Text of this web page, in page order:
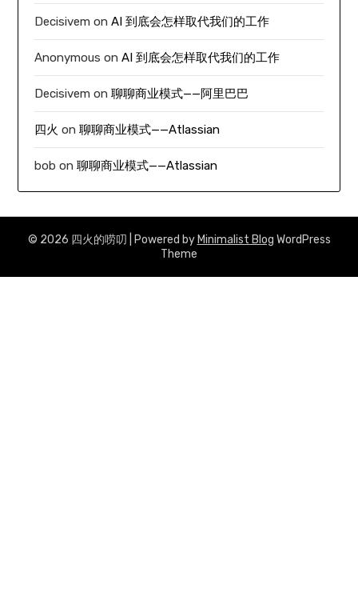
Decisivem onAI 到底会怎样取代我们的工作
Anonymous onAI 到底会怎样取代我们的工作
Decisivem on聊聊商业模式——阿里巴巴
四火 on聊聊商业模式——Atlassian
bob on聊聊商业模式——Atlassian
© 2026 四火的唠叨 | Powered by Minimalist Blog WordPress
Theme